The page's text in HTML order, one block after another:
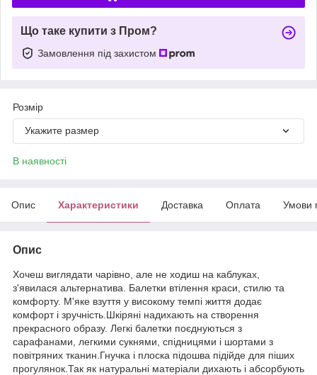
Що таке купити з Пром?
Замовлення під захистом
Розмір
Укажите размер
В наявності
Опис Характеристики Доставка Оплата Умови
Опис
Хочеш виглядати чарівно, але не ходиш на каблуках,
з'явилася альтернатива. Балетки втілення краси, стилю та
комфорту. М'яке взуття у високому темпі життя додає
комфорт і зручність.Шкіряні надихають на створення
прекрасного образу. Легкі балетки поєднуються з
сарафанами, легкими сукнями, спідницями і шортами з
повітряних тканин.Гнучка і плоска підошва підійде для піших
прогулянок.Так як натуральні матеріали дихають і абсорбують